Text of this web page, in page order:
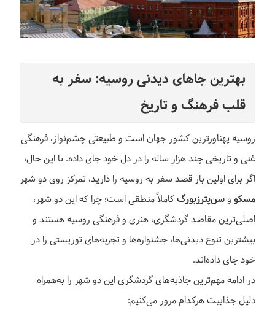
بهترین جاهای دیدنی روسیه: سفر به
قلب فرهنگ و تاریخ
روسیه پهناورترین کشور جهان است و طبیعتی چشم‌نواز، فرهنگی
غنی و تاریخی چند هزار ساله را در دل خود جای داده. با این حال،
اگر برای اولین بار قصد سفر به روسیه را دارید، تمرکز روی دو شهر
مسکو وسن‌پترزبورگکاملاً منطقی است؛ چرا که این دو شهر،
اصلی‌ترین مقاصد گردشگری، هنری و فرهنگی روسیه هستند و
بیشترین تنوع دیدنی‌ها، جشنواره‌ها و تجربه‌های توریستی را در
خود جای داده‌اند.
در ادامه مهم‌ترین جاذبه‌های گردشگری این دو شهر را به‌همراه
دلیل جذابیت هرکدام مرور می‌کنیم: